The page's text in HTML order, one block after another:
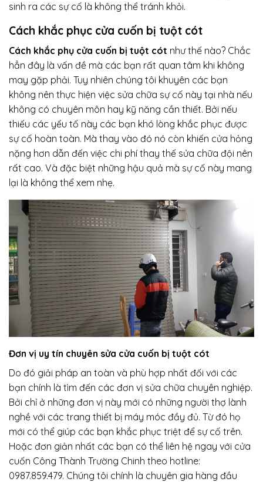
sinh ra các sự cố là không thể tránh khỏi.
Cách khắc phục cửa cuốn bị tuột cót
Cách khắc phụ cửa cuốn bị tuột cót như thế nào? Chắc
hẳn đây là vấn đề mà các bạn rất quan tâm khi không
may gặp phải. Tuy nhiên chúng tôi khuyên các bạn
không nên thực hiện việc sửa chữa sự cố này tại nhà nếu
không có chuyên môn hay kỹ năng cần thiết. Bởi nếu
thiếu các yếu tố này các bạn khó lòng khắc phục được
sự cố hoàn toàn. Mà thay vào đó nó còn khiến cửa hỏng
nặng hơn dẫn đến việc chi phí thay thế sửa chữa đội nên
rất cao. Và đặc biệt những hậu quả mà sự cố này mang
lại là không thể xem nhẹ.
Đơn vị uy tín chuyên sửa cửa cuốn bị tuột cót
Do đó giải pháp an toàn và phù hợp nhất đối với các
bạn chính là tìm đến các đơn vị sửa chữa chuyên nghiệp.
Bởi chỉ ở những đơn vị này mới có những người thợ lành
nghề với các trang thiết bị máy móc đầy đủ. Từ đó họ
mới có thể giúp các bạn khắc phục triệt để sự cố trên.
Hoặc đơn giản nhất các bạn có thể liên hệ ngay với cửa
cuốn Công Thành Trường Chinh theo hotline:
0987.859.479. Chúng tôi chính là chuyên gia hàng đầu